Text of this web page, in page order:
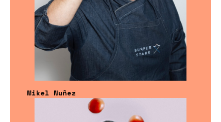
Mikel Nuñez